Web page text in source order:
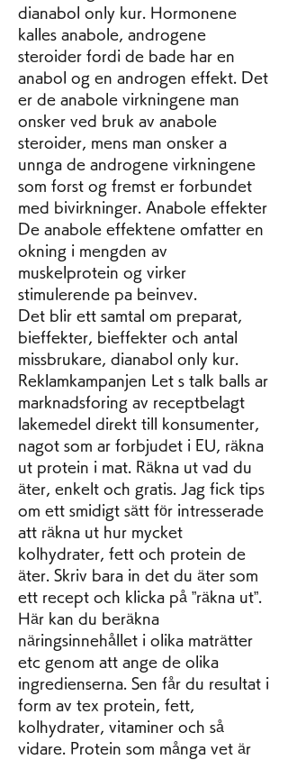
dianabol only kur. Hormonene
kalles anabole, androgene
steroider fordi de bade har en
anabol og en androgen effekt. Det
er de anabole virkningene man
onsker ved bruk av anabole
steroider, mens man onsker a
unnga de androgene virkningene
som forst og fremst er forbundet
med bivirkninger. Anabole effekter
De anabole effektene omfatter en
okning i mengden av
muskelprotein og virker
stimulerende pa beinvev.
Det blir ett samtal om preparat,
bieffekter, bieffekter och antal
missbrukare, dianabol only kur.
Reklamkampanjen Let s talk balls ar
marknadsforing av receptbelagt
lakemedel direkt till konsumenter,
nagot som ar forbjudet i EU, räkna
ut protein i mat. Räkna ut vad du
äter, enkelt och gratis. Jag fick tips
om ett smidigt sätt för intresserade
att räkna ut hur mycket
kolhydrater, fett och protein de
äter. Skriv bara in det du äter som
ett recept och klicka på ”räkna ut”.
Här kan du beräkna
näringsinnehållet i olika maträtter
etc genom att ange de olika
ingredienserna. Sen får du resultat i
form av tex protein, fett,
kolhydrater, vitaminer och så
vidare. Protein som många vet är